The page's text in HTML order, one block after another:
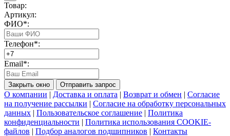
Товар:
Артикул:
ФИО*:
Телефон*:
Email*:
Закрыть окно Отправить запрос
О компании | Доставка и оплата | Возврат и обмен | Согласие
на получение рассылки | Согласие на обработку персональных
данных | Пользовательское соглашение | Политика
конфиденциальности | Политика использования COOKIE-
файлов | Подбор аналогов подшипников | Контакты